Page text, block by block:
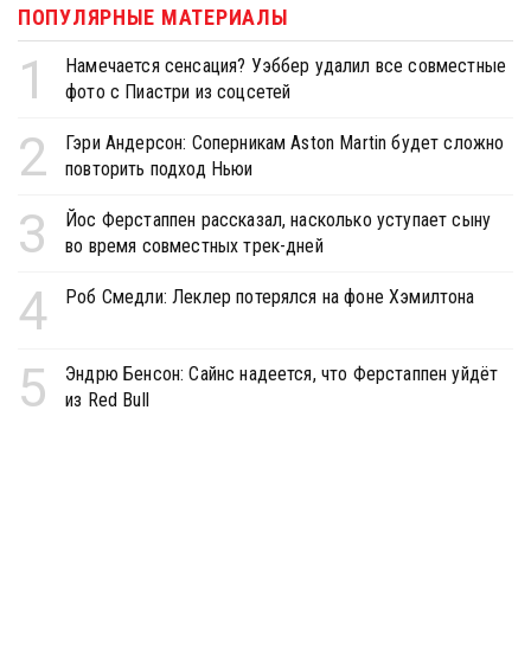
ПОПУЛЯРНЫЕ МАТЕРИАЛЫ
1
Намечается сенсация? Уэббер удалил все совместные
фото с Пиастри из соцсетей
2
Гэри Андерсон: Соперникам Aston Martin будет сложно
повторить подход Ньюи
3
Йос Ферстаппен рассказал, насколько уступает сыну
во время совместных трек-дней
4 Роб Смедли: Леклер потерялся на фоне Хэмилтона
5
Эндрю Бенсон: Сайнс надеется, что Ферстаппен уйдёт
из Red Bull